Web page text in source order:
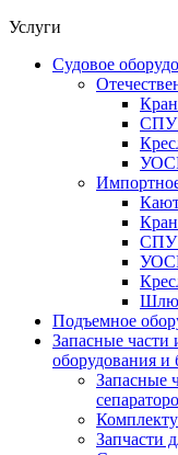
Услуги
Судовое
СПУ
СПУ
Подъемное
Запасные
оборудования
Запасные
Запчасти